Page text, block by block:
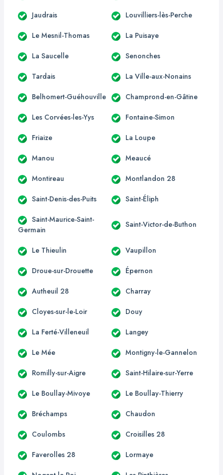
Jaudrais Louvilliers-lès-Perche
Le Mesnil-Thomas La Puisaye
La Saucelle Senonches
Tardais La Ville-aux-Nonains
Belhomert-Guéhouville Champrond-en-Gâtine
Les Corvées-les-Yys Fontaine-Simon
Friaize La Loupe
Manou Meaucé
Montireau Montlandon 28
Saint-Denis-des-Puits Saint-Éliph
Saint-Maurice-Saint-
Germain
Saint-Victor-de-Buthon
Le Thieulin Vaupillon
Droue-sur-Drouette Épernon
Autheuil 28 Charray
Cloyes-sur-le-Loir Douy
La Ferté-Villeneuil Langey
Le Mée Montigny-le-Gannelon
Romilly-sur-Aigre Saint-Hilaire-sur-Yerre
Le Boullay-Mivoye Le Boullay-Thierry
Bréchamps Chaudon
Coulombs Croisilles 28
Faverolles 28 Lormaye